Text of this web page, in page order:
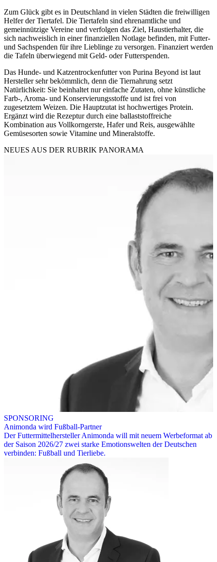
Zum Glück gibt es in Deutschland in vielen Städten die freiwilligen
Helfer der Tiertafel. Die Tiertafeln sind ehrenamtliche und
gemeinnützige Vereine und verfolgen das Ziel, Haustierhalter, die
sich nachweislich in einer finanziellen Notlage befinden, mit Futter-
und Sachspenden für ihre Lieblinge zu versorgen. Finanziert werden
die Tafeln überwiegend mit Geld- oder Futterspenden.
Das Hunde- und Katzentrockenfutter von Purina Beyond ist laut
Hersteller sehr bekömmlich, denn die Tiernahrung setzt
Natürlichkeit: Sie beinhaltet nur einfache Zutaten, ohne künstliche
Farb-, Aroma- und Konservierungsstoffe und ist frei von
zugesetztem Weizen. Die Hauptzutat ist hochwertiges Protein.
Ergänzt wird die Rezeptur durch eine ballaststoffreiche
Kombination aus Vollkorngerste, Hafer und Reis, ausgewählte
Gemüsesorten sowie Vitamine und Mineralstoffe.
NEUES AUS DER RUBRIK PANORAMA
SPONSORING
Animonda wird Fußball-Partner
Der Futtermittelhersteller Animonda will mit neuem Werbeformat ab
der Saison 2026/27 zwei starke Emotionswelten der Deutschen
verbinden: Fußball und Tierliebe.